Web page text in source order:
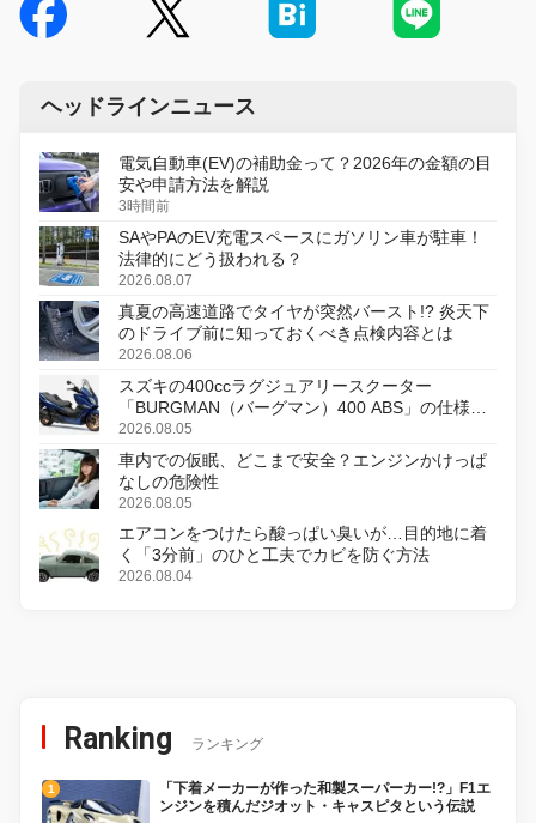
ヘッドラインニュース
電気自動車(EV)の補助金って？2026年の金額の目
安や申請方法を解説
3時間前
SAやPAのEV充電スペースにガソリン車が駐車！
法律的にどう扱われる？
2026.08.07
真夏の高速道路でタイヤが突然バースト!? 炎天下
のドライブ前に知っておくべき点検内容とは
2026.08.06
スズキの400ccラグジュアリースクーター
「BURGMAN（バーグマン）400 ABS」の仕様を
変更し、8月18日に発売
2026.08.05
車内での仮眠、どこまで安全？エンジンかけっぱ
なしの危険性
2026.08.05
エアコンをつけたら酸っぱい臭いが…目的地に着
く「3分前」のひと工夫でカビを防ぐ方法
2026.08.04
Ranking ランキング
「下着メーカーが作った和製スーパーカー!?」F1エ
ンジンを積んだジオット・キャスピタという伝説